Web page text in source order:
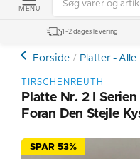
MENU
1-2 dages levering
Forside Platter - Alle
TIRSCHENREUTH
Platte Nr. 2 I
Foran Den Stejle
SPAR 53%